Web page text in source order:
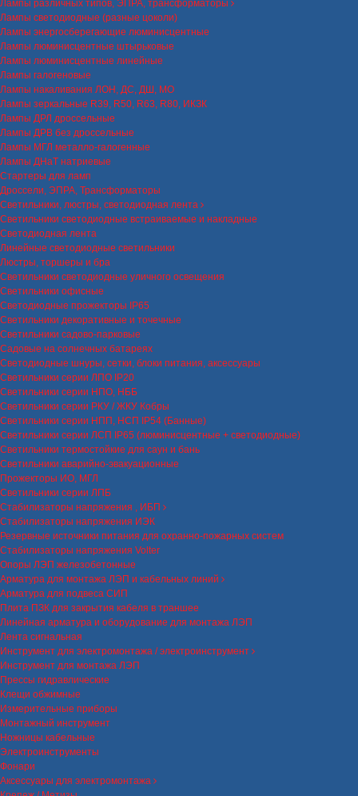
Лампы различных типов, ЭПРА, трансформаторы
Лампы светодиодные (разные цоколи)
Лампы энергосберегающие люминисцентные
Лампы люминисцентные штырьковые
Лампы люминисцентные линейные
Лампы галогеновые
Лампы накаливания ЛОН, ДС, ДШ, МО
Лампы зеркальные R39, R50, R63, R80, ИКЗК
Лампы ДРЛ дроссельные
Лампы ДРВ без дроссельные
Лампы МГЛ металло-галогенные
Лампы ДНаТ натриевые
Стартеры для ламп
Дроссели, ЭПРА, Трансформаторы
Светильники, люстры, светодиодная лента
Светильники светодиодные встраиваемые и накладные
Светодиодная лента
Линейные светодиодные светильники
Люстры, торшеры и бра
Светильники светодиодные уличного освещения
Светильники офисные
Светодиодные прожекторы IP65
Светильники декоративные и точечные
Светильники садово-парковые
Садовые на солнечных батареях
Светодиодные шнуры, сетки, блоки питания, аксессуары
Светильники серии ЛПО IP20
Светильники серии НПО, НББ
Светильники серии РКУ / ЖКУ Кобры
Светильники серии НПП, НСП IP54 (Банные)
Светильники серии ЛСП IP65 (люминисцентные + светодиодные)
Светильники термостойкие для саун и бань
Светильники аварийно-эвакуационные
Прожекторы ИО, МГЛ
Светильники серии ЛПБ
Стабилизаторы напряжения , ИБП
Стабилизаторы напряжения ИЭК
Резервные источники питания для охранно-пожарных систем
Стабилизаторы напряжения Volter
Опоры ЛЭП железобетонные
Арматура для монтажа ЛЭП и кабельных линий
Арматура для подвеса СИП
Плита ПЗК для закрытия кабеля в траншее
Линейная арматура и оборудование для монтажа ЛЭП
Лента сигнальная
Инструмент для электромонтажа / электроинструмент
Инструмент для монтажа ЛЭП
Прессы гидравлические
Клещи обжимные
Измерительные приборы
Монтажный инструмент
Ножницы кабельные
Электроинструменты
Фонари
Аксессуары для электромонтажа